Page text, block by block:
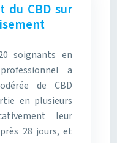
du CBD sur
soignants en
a
de CBD
en plusieurs
leur
28 jours, et